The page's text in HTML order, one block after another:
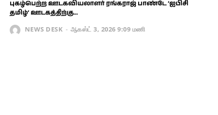
புகழ்பெற்ற ஊடகவியலாளர் ரங்கராஜ் பாண்டே ‘ஐபிசி
தமிழ்’ ஊடகத்திற்கு...
NEWS DESK - ஆகஸ்ட் 3, 2026 9:09 மணி